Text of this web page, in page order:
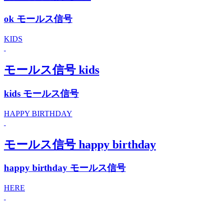
ok モールス信号
KIDS
モールス信号 kids
kids モールス信号
HAPPY BIRTHDAY
モールス信号 happy birthday
happy birthday モールス信号
HERE